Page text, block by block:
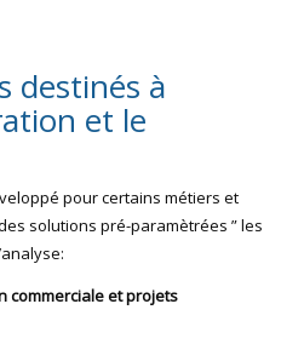
destinés à
et le
pour certains métiers et
solutions pré-paramètrées ” les
commerciale et projets